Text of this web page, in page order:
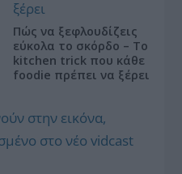
Πώς να ξεφλουδίζεις
εύκολα το σκόρδο – Το
kitchen trick που κάθε
foodie πρέπει να ξέρει